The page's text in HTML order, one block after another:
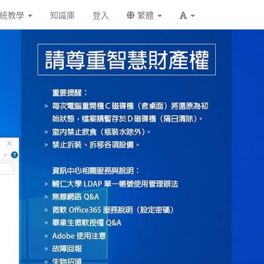
教學 知識庫 登入 繁體